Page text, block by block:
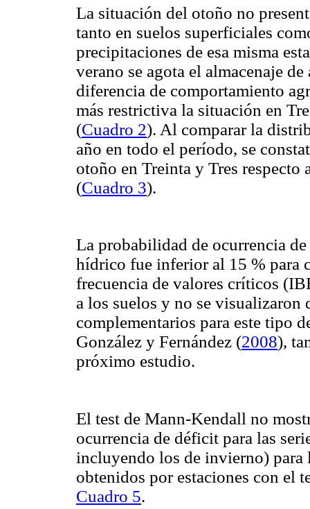
La situación del otoño no
tanto en suelos superficiales
precipitaciones de esa misma
verano se agota el almacenaje
diferencia de comportamiento
más restrictiva la situación en
(Cuadro 2). Al comparar la
año en todo el período, se
otoño en Treinta y Tres
(Cuadro 3).
La probabilidad de ocurrencia
hídrico fue inferior al 15 % para
frecuencia de valores críticos
a los suelos y no se
complementarios para este tipo
González y Fernández (2008),
próximo estudio.
El test de Mann-Kendall no
ocurrencia de déficit para las
incluyendo los de invierno) para
obtenidos por estaciones con el
Cuadro 5.